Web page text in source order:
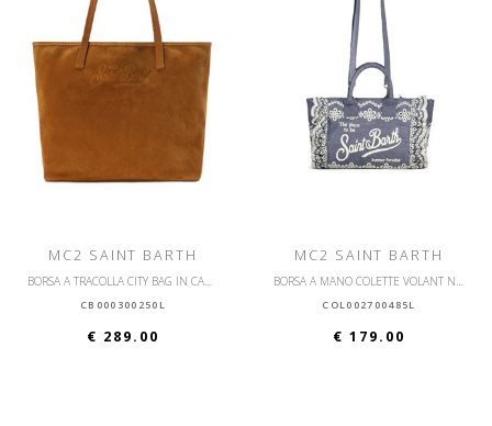
MC2 SAINT BARTH
BORSA A TRACOLLA CITY BAG IN CAMOSCIO
CB000300250L
€ 289.00
MC2 SAINT BARTH
BORSA A MANO COLETTE VOLANT N CON TRACOLLA SANGALLO
COL002700485L
€ 179.00